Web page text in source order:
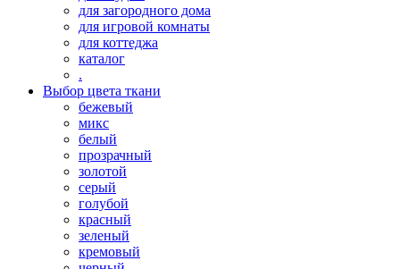
для загородного дома
для игровой комнаты
для коттеджа
каталог
.
Выбор цвета ткани
бежевый
микс
белый
прозрачный
золотой
серый
голубой
красный
зеленый
кремовый